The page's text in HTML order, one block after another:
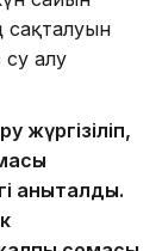
сақталуын
алу
жүргізіліп,
анықталды.